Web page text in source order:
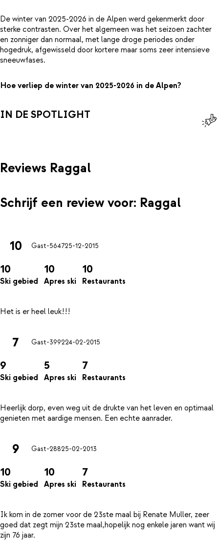
De winter van 2025-2026 in de Alpen werd gekenmerkt door
sterke contrasten. Over het algemeen was het seizoen zachter
en zonniger dan normaal, met lange droge periodes onder
hogedruk, afgewisseld door kortere maar soms zeer intensieve
sneeuwfases.
Hoe verliep de winter van 2025-2026 in de Alpen?
IN DE SPOTLIGHT
Reviews Raggal
Schrijf een review voor: Raggal
10 Gast-564725-12-2015
10
Ski gebied
10
Apres ski
10
Restaurants
7 Gast-399224-02-2015
9
Ski gebied
5
Apres ski
7
Restaurants
Heerlijk dorp, even weg uit de drukte van het leven en optimaal
9 Gast-28825-02-2013
10
Ski gebied
10
Apres ski
7
Restaurants
Ik kom in de zomer voor de 23ste maal bij Renate Muller, zeer
goed dat zegt mijn 23ste maal,hopelijk nog enkele jaren want wij